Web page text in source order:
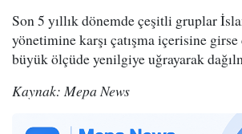
Son 5 yıllık dönemde çeşitli gruplar
yönetimine karşı çatışma içerisine
büyük ölçüde yenilgiye uğrayarak
Kaynak: Mepa News